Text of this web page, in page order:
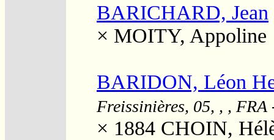
BARICHARD, Jean
× MOITY, Appoline
BARIDON, Léon
Freissinières, 05, , , FRA
× 1884 CHOIN,